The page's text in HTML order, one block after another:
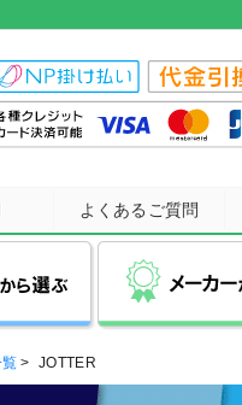
よくあるご質問
スタッチ
サラサ
ペン付き
) 三菱鉛筆(UNI)
ャンパス
> JOTTER